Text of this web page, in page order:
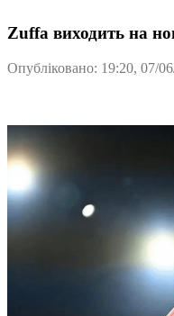
Zuffa виходить на
Опубліковано: 19:20, 07/